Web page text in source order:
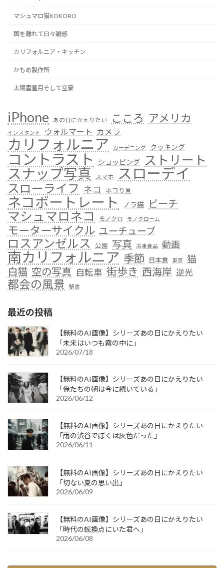
マシュマロ猫KOKORO
国を離れて日々雑感
カリフォルニア・キッチン
かもめ製作所
太陽雲星月そして空景
iPhone あの日にかえりたい こころ アメリカ
インスタント ウォルマート カメラ
カリフォルニア ガーデニング クッキング
コントラスト ショッピング ストリート
スナップ写真 スマホ スローデイ
スローライフ ネコ ネコり言
ネコポートレート ノラ猫 ビーチ
マシュマロネコ モノクロ モノクローム
モーターサイクル ユーチューブ
ロスアンゼルス 公園 写真 冷凍食品 動画
南カリフォルニア 季節 日本食 東京 猫
白猫 空の写真 自転車 街歩き 西海岸 逆光
都会の風景 駅舎
最近の投稿
【無料のAI画像】シリーズあの日にかえりたい
「未来はいつも霧の中に」
2026/07/18
【無料のAI画像】シリーズあの日にかえりたい
「俺たちの朝は今に続いている」
2026/06/12
【無料のAI画像】シリーズあの日にかえりたい
「雨の渋谷でぼくは灰色だった」
2026/06/11
【無料のAI画像】シリーズあの日にかえりたい
「切ない夏の思い出」
2026/06/09
【無料のAI画像】シリーズあの日にかえりたい
「時代の転換点にいた君へ」
2026/06/08